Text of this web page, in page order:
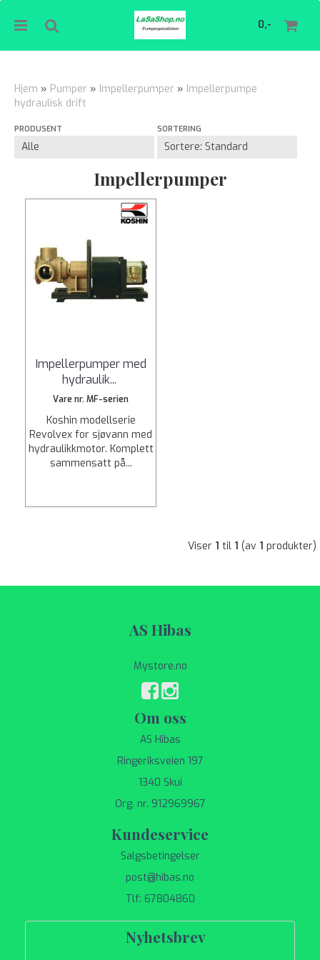
0,-
Hjem » Pumper » Impellerpumper » Impellerpumpe
hydraulisk drift
PRODUSENT SORTERING
Impellerpumper
Impellerpumper med
hydraulik...
Vare nr. MF-serien
Koshin modellserie
Revolvex for sjøvann med
hydraulikkmotor. Komplett
sammensatt på...
Viser 1 til 1 (av 1 produkter)
AS Hibas
Mystore.no
Om oss
AS Hibas
Ringeriksveien 197
1340 Skui
Org. nr. 912969967
Kundeservice
Salgsbetingelser
post@hibas.no
Tlf: 67804860
Nyhetsbrev